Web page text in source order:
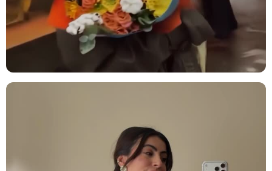
vazoya oda sıcaklığında su doldurun; su seviyesini sapların yarısına
kadar gelecek şekilde ayarlamaya dikkat edin. Vazonuza bir paket
çiçek besini eklemeyi unutmayın. Çiçeklerinizi direkt güneş
ışığından, rüzgardan ve ısı kaynaklarından (radyatör, klima, soba
gibi) uzak tutun. Su seviyesini her gün kontrol ederek değiştirin ve
her su değişiminde sapları 0.5-1 cm kadar tekrar kesin. Ayrıca, suyu
klorsuz ve dinlenmiş su ile değiştirmek çiçeklerinizin ömrünü
uzatmanızı sağlayacaktır. Solan veya kuruyan çiçekleri temizleyerek
alanlar ürünün özel tür olmasından kaynaklı olup güle ait bir kusur
Serin ve kuru yerde (+18/+22°C'de) muhafaza